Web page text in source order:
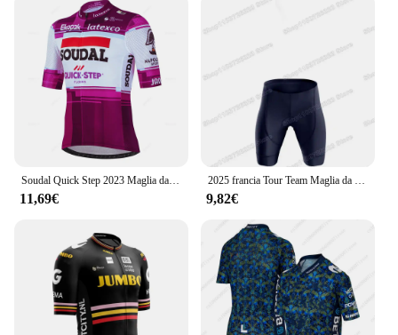
serious cyclist in mind. The high-quality polyester
blend ensures a comfortable fit that moves with you,
while the moisture-wicking fabric keeps you dry
during intense rides. The sleek, aerodynamic cut of
the jersey and shorts is not only stylish but also
designed to reduce air resistance, enhancing your
cycling performance. Whether you're a professional
racer or a weekend warrior, this set is tailored to
meet the demands of cycling enthusiasts who value
both comfort and performance.
**Versatile and Adaptable**
The VISMA cycling jersey set is versatile enough to
be worn in various cycling scenarios, from casual
rides to competitive races. The bold VISMA
branding stands out, making you a part of the
VISMA community. The full set includes a jersey
and matching shorts, ensuring that you have
everything you need for a complete cycling outfit.
Soudal Quick Step 2023 Maglia da ciclismo estiva Tuta da uomo traspirante Abbigliamento da bicicletta da montagna Bike Mountain Maillot Ropa Ciclismo
11,69€
2025 francia Tour Team Maglia da Ciclismo Set Belgio Wout van Aert Jonas Vingegaard Abbigliamento da ciclismo Completo da uomo per camicie da bici da strada Salopette da bicicletta
9,82€